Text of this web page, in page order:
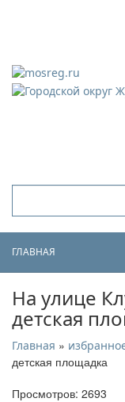
ГЛАВНАЯ
На улице
детская
Главная »
детская площадка
Просмотров: 2693